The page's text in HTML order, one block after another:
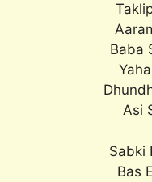
Baba
Asi
Sabki
Bas